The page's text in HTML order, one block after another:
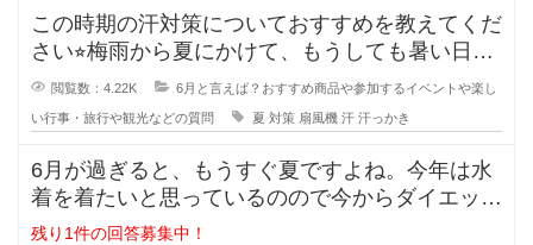
この時期の汗対策についておすすめを教えてくだ
さい⭐︎梅雨から夏にかけて、もうしても暑い日が
続き、外を歩いて
閲覧数：4.22K 6月と言えば？おすすめ商品や参加するイベントや楽し
い行事・旅行や観光などの質問 夏 対策 扇風機 汗 汗っかき
6月が過ぎると、もうすぐ夏ですよね。今年は水
着を着たいと思っているのので今からダイエット
を頑張ろうと思っています。
残り1件の回答募集中！